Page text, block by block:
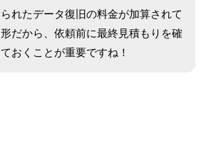
れたデータ復旧の料金が加算されて
だから、依頼前に最終見積もりを確
おくことが重要ですね！